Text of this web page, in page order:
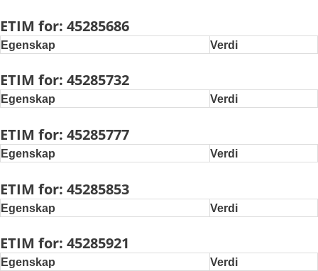
ETIM for: 45285686
Egenskap Verdi
ETIM for: 45285732
Egenskap Verdi
ETIM for: 45285777
Egenskap Verdi
ETIM for: 45285853
Egenskap Verdi
ETIM for: 45285921
Egenskap Verdi